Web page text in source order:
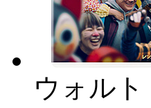
ウォル